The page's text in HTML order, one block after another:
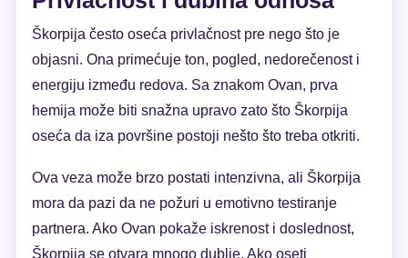
Škorpija često oseća privlačnost pre nego što je
objasni. Ona primećuje ton, pogled, nedorečenost i
energiju između redova. Sa znakom Ovan, prva
hemija može biti snažna upravo zato što Škorpija
oseća da iza površine postoji nešto što treba otkriti.
Ova veza može brzo postati intenzivna, ali Škorpija
mora da pazi da ne požuri u emotivno testiranje
partnera. Ako Ovan pokaže iskrenost i doslednost,
Škorpija se otvara mnogo dublje. Ako oseti